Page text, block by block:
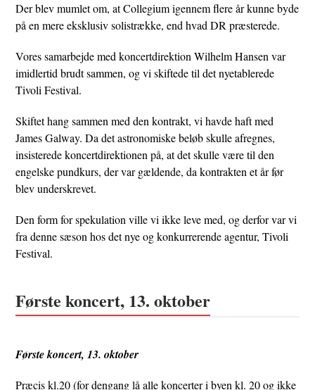
Der blev mumlet om, at Collegium igennem flere år kunne byde
på en mere eksklusiv solistrække, end hvad DR præsterede.
Vores samarbejde med koncertdirektion Wilhelm Hansen var
imidlertid brudt sammen, og vi skiftede til det nyetablerede
Tivoli Festival.
Skiftet hang sammen med den kontrakt, vi havde haft med
James Galway. Da det astronomiske beløb skulle afregnes,
insisterede koncertdirektionen på, at det skulle være til den
engelske pundkurs, der var gældende, da kontrakten et år før
blev underskrevet.
Den form for spekulation ville vi ikke leve med, og derfor var vi
fra denne sæson hos det nye og konkurrerende agentur, Tivoli
Festival.
Første koncert, 13. oktober
Første koncert, 13. oktober
Præcis kl.20 (for dengang lå alle koncerter i byen kl. 20 og ikke